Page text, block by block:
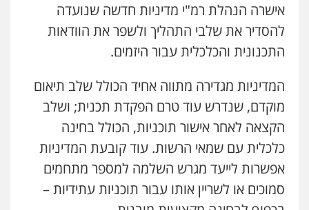
אישרה הנהלת רמ"י מדיניות חדשה שנועדה
להסדיר את שלבי התהליך ולשפר את הוודאות
התכנונית והכלכלית עבור היזמים.
המדיניות מגדירה מתווה אחיד הכולל שלב תיאום
מוקדם, שנדרש עוד טרם הפקדת תכנית; ושלב
הקצאה לאחר אישור תוכניות, הכולל בחינה
כלכלית עם שמאי הרשות. עוד קובעת המדיניות
אפשרות לייעד מגרש השלמה למספר מתחמים
סמוכים או לשריין אותו עבור תוכניות עתידיות –
אבי אמר משרד עורכי דין
פלילי משפחה אזרחי מסחרי
0502130230
אברהם שהבזי – משרד עורכי דין
הלבנת
הון
0504456555
גיל דביר – משרד עורכי דין
0506217771